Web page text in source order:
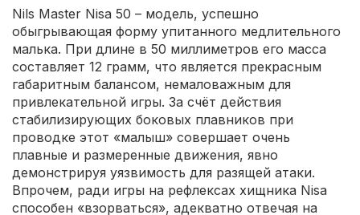
Nils Master Nisa 50 – модель, успешно
обыгрывающая форму упитанного медлительного
малька. При длине в 50 миллиметров его масса
составляет 12 грамм, что является прекрасным
габаритным балансом, немаловажным для
привлекательной игры. За счёт действия
стабилизирующих боковых плавников при
проводке этот «малыш» совершает очень
плавные и размеренные движения, явно
демонстрируя уязвимость для разящей атаки.
Впрочем, ради игры на рефлексах хищника Nisa
способен «взорваться», адекватно отвечая на